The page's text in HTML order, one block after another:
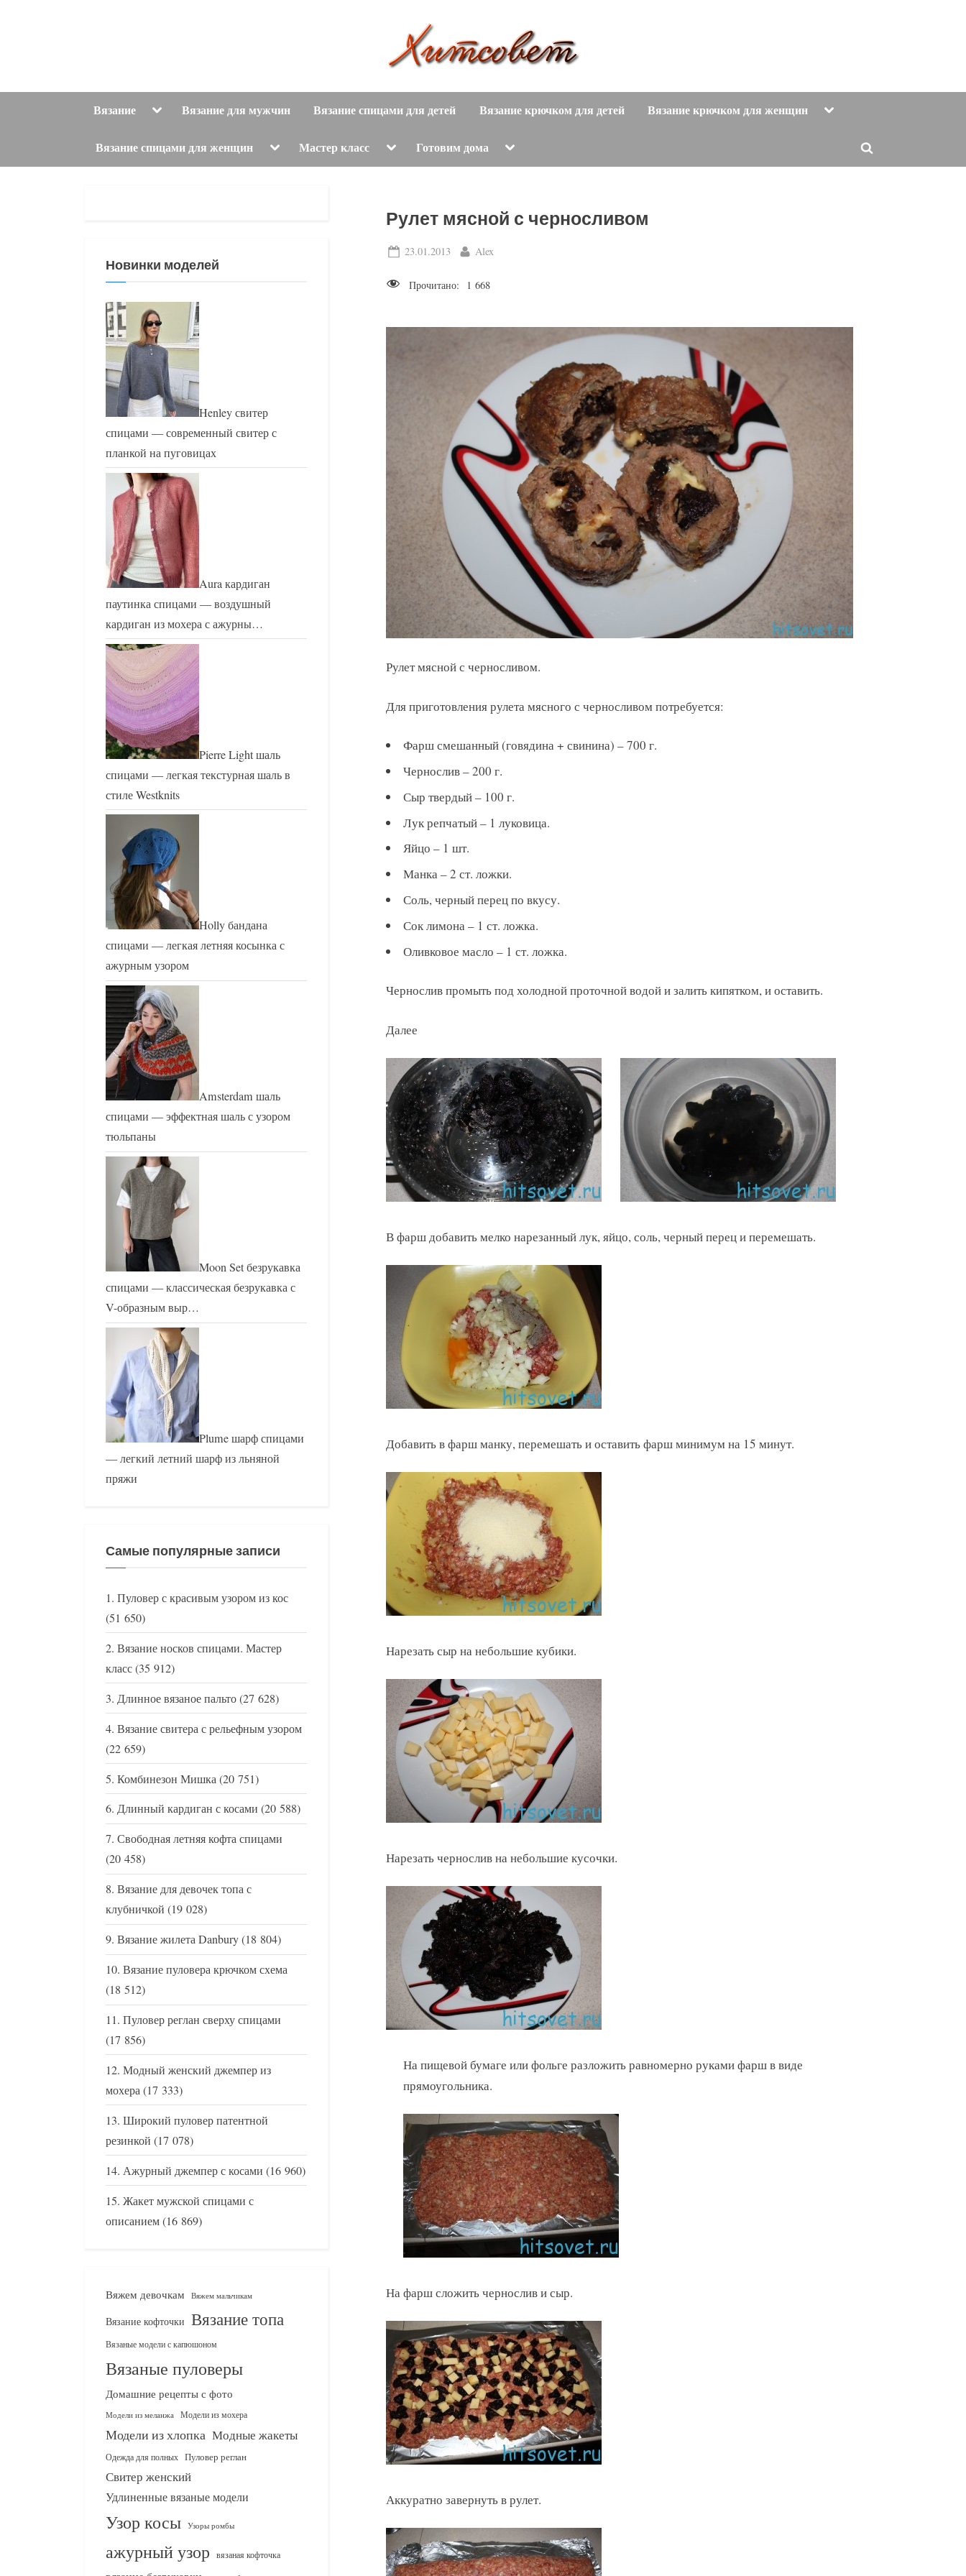
и
т
о
в
е
вязание
с
описанием
и
Вязание ToggleВязание для мужчин Вязание спицами для детей Вязание крючком для детей Вязание крючком для женщин Toggle
Вязание спицами для женщин Toggle
menu
Мастер класс Toggle
menu
Готовим дома Toggle
menu
Toggle
Рулет мясной с черносливом
Posted
23.01.2013 By
Alex
Прочитано: 1 668
Рулет мясной с черносливом.
Для приготовления рулета мясного с черносливом потребуется:
Фарш смешанный (говядина + свинина) – 700 г.
Чернослив – 200 г.
Сыр твердый – 100 г.
Лук репчатый – 1 луковица.
Яйцо – 1 шт.
Манка – 2 ст. ложки.
Соль, черный перец по вкусу.
Сок лимона – 1 ст. ложка.
Оливковое масло – 1 ст. ложка.
Чернослив промыть под холодной проточной водой и залить кипятком, и оставить.
Далее
В фарш добавить мелко нарезанный лук, яйцо, соль, черный перец и перемешать.
Добавить в фарш манку, перемешать и оставить фарш минимум на 15 минут.
Нарезать сыр на небольшие кубики.
Нарезать чернослив на небольшие кусочки.
На пищевой бумаге или фольге разложить равномерно руками фарш в виде
прямоугольника.
На фарш сложить чернослив и сыр.
Аккуратно завернуть в рулет.
Новинки моделей
Henley свитер
спицами — современный свитер с
планкой на пуговицах
Aura кардиган
паутинка спицами — воздушный
кардиган из мохера с ажурны…
Pierre Light шаль
спицами — легкая текстурная шаль в
стиле Westknits
Holly бандана
спицами — легкая летняя косынка с
ажурным узором
Amsterdam шаль
спицами — эффектная шаль с узором
тюльпаны
Moon Set безрукавка
спицами — классическая безрукавка с
V-образным выр…
Plume шарф спицами
— легкий летний шарф из льняной
пряжи
Самые популярные записи
Пуловер с красивым узором из кос
(51 650)
Вязание носков спицами. Мастер
класс(35 912)
Длинное вязаное пальто(27 628)
Вязание свитера с рельефным узором
(22 659)
Комбинезон Мишка(20 751)
Длинный кардиган с косами (20 588)
Свободная летняя кофта спицами
(20 458)
Вязание для девочек топа с
клубничкой (19 028)
Вязание жилета Danbury(18 804)
Вязание пуловера крючком схема
(18 512)
Пуловер реглан сверху спицами
(17 856)
Модный женский джемпер из
мохера(17 333)
Широкий пуловер патентной
резинкой (17 078)
Ажурный джемпер с косами (16 960)
Жакет мужской спицами с
описанием(16 869)
Вяжем девочкам Вяжем мальчикам
Вязание кофточки Вязание топа
Вязаные модели с капюшоном
Вязаные пуловеры
Домашние рецепты с фото
Модели из меланжа Модели из мохера
Модели из хлопка Модные жакеты
Одежда для полных Пуловер реглан
Свитер женский
Удлиненные вязаные модели
Узор косы Узоры ромбы
ажурный узор вязаная кофточка